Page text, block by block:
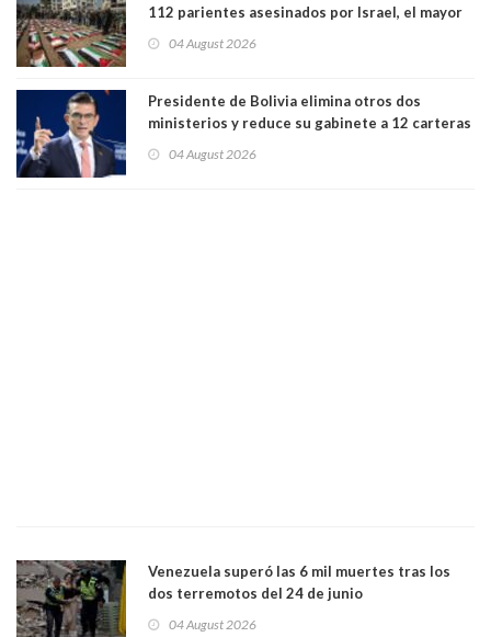
112 parientes asesinados por Israel, el mayor
muertos figuran 44 niños y nueve ancianos
04 August 2026
Presidente de Bolivia elimina otros dos
ministerios y reduce su gabinete a 12 carteras
04 August 2026
Venezuela superó las 6 mil muertes tras los
dos terremotos del 24 de junio
04 August 2026